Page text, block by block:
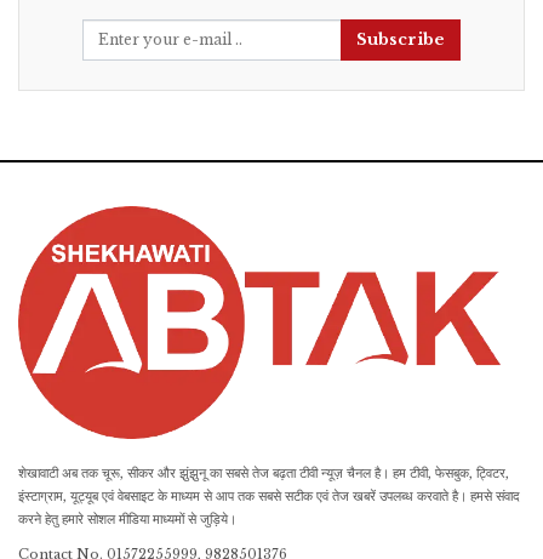
Subscribe
शेखावाटी अब तक चूरू, सीकर और झुंझुनू का सबसे तेज बढ़ता टीवी न्यूज़ चैनल है। हम टीवी, फेसबुक, ट्विटर,
इंस्टाग्राम, यूट्यूब एवं वेबसाइट के माध्यम से आप तक सबसे सटीक एवं तेज खबरें उपलब्ध करवाते है। हमसे संवाद
करने हेतु हमारे सोशल मीडिया माध्यमों से जुड़िये।
Contact No. 01572255999, 9828501376